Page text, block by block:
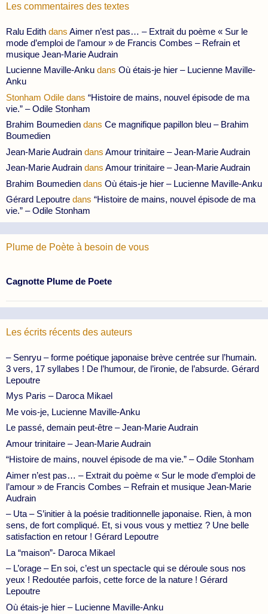
Les commentaires des textes
Ralu Edith dans Aimer n’est pas… – Extrait du poème « Sur le
mode d’emploi de l’amour » de Francis Combes – Refrain et
musique Jean-Marie Audrain
Lucienne Maville-Anku dans Où étais-je hier – Lucienne Maville-
Anku
Stonham Odile dans “Histoire de mains, nouvel épisode de ma
vie.” – Odile Stonham
Brahim Boumedien dans Ce magnifique papillon bleu – Brahim
Boumedien
Jean-Marie Audrain dans Amour trinitaire – Jean-Marie Audrain
Jean-Marie Audrain dans Amour trinitaire – Jean-Marie Audrain
Brahim Boumedien dans Où étais-je hier – Lucienne Maville-Anku
Gérard Lepoutre dans “Histoire de mains, nouvel épisode de ma
vie.” – Odile Stonham
Plume de Poète à besoin de vous
Cagnotte Plume de Poete
Les écrits récents des auteurs
– Senryu – forme poétique japonaise brève centrée sur l’humain.
3 vers, 17 syllabes ! De l’humour, de l’ironie, de l’absurde. Gérard
Lepoutre
Mys Paris – Daroca Mikael
Me vois-je, Lucienne Maville-Anku
Le passé, demain peut-être – Jean-Marie Audrain
Amour trinitaire – Jean-Marie Audrain
“Histoire de mains, nouvel épisode de ma vie.” – Odile Stonham
Aimer n’est pas… – Extrait du poème « Sur le mode d’emploi de
l’amour » de Francis Combes – Refrain et musique Jean-Marie
Audrain
– Uta – S’initier à la poésie traditionnelle japonaise. Rien, à mon
sens, de fort compliqué. Et, si vous vous y mettiez ? Une belle
satisfaction en retour ! Gérard Lepoutre
La “maison”- Daroca Mikael
– L’orage – En soi, c’est un spectacle qui se déroule sous nos
yeux ! Redoutée parfois, cette force de la nature ! Gérard
Lepoutre
Où étais-je hier – Lucienne Maville-Anku